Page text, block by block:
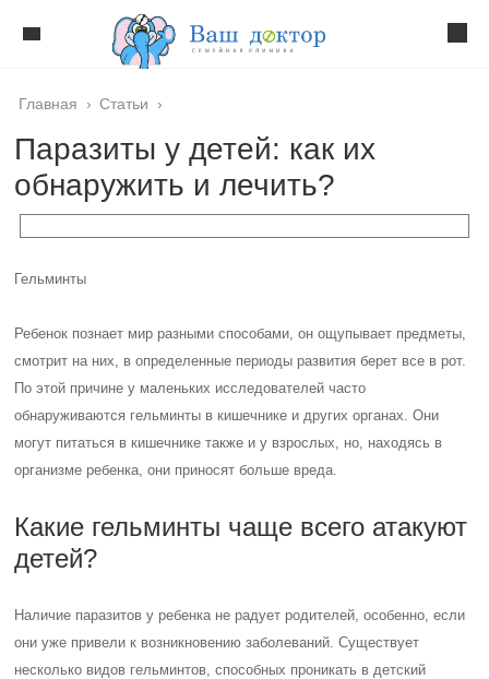
Главная › Статьи ›
Паразиты у детей: как их
обнаружить и лечить?
Гельминты
Ребенок познает мир разными способами, он ощупывает предметы,
смотрит на них, в определенные периоды развития берет все в рот.
По этой причине у маленьких исследователей часто
обнаруживаются гельминты в кишечнике и других органах. Они
могут питаться в кишечнике также и у взрослых, но, находясь в
организме ребенка, они приносят больше вреда.
Какие гельминты чаще всего атакуют
детей?
Наличие паразитов у ребенка не радует родителей, особенно, если
они уже привели к возникновению заболеваний. Существует
несколько видов гельминтов, способных проникать в детский